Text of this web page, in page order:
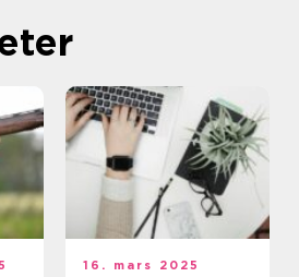
16. mars 2025